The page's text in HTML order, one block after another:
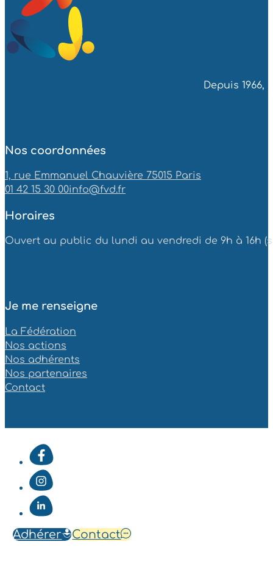
Adhérer Contact
Depuis
Nos coordonnées
1, rue Emmanuel Chauvière 75015 Paris
01 42 15 30 00info@fvd.fr
Horaires
Ouvert au public du lundi au vendredi de 9h à 16h
Je me renseigne
La Fédération
Nos actions
Nos adhérents
Nos partenaires
Contact